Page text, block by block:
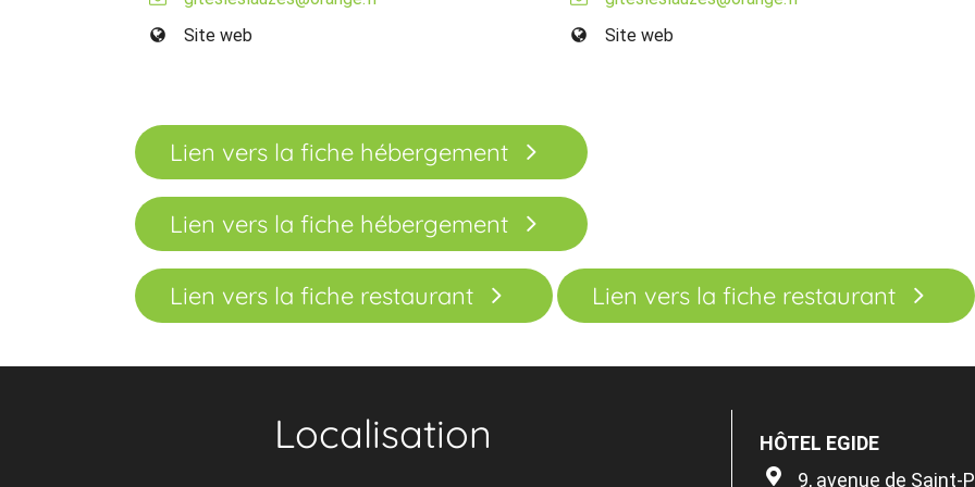
Site web
Site web
Lien vers la fiche hébergement
Lien vers la fiche hébergement
Lien vers la fiche restaurant Lien vers la fiche restaurant
Localisation
HÔTEL EGIDE
9, avenue de Saint-